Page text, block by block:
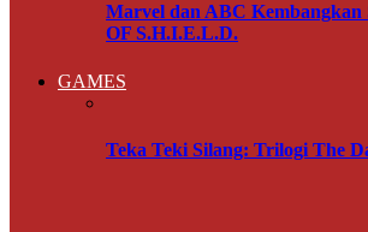
Marvel dan ABC
OF S.H.I.E.L.D.
GAMES
Teka Teki Silang: Trilogi The